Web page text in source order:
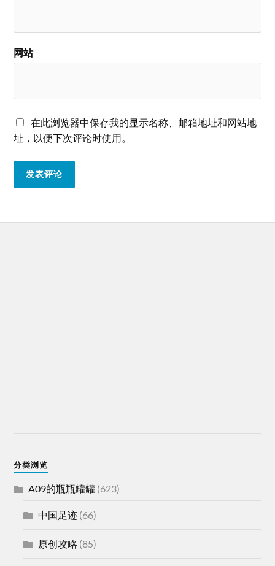
网站
在此浏览器中保存我的显示名称、邮箱地址和网站地
址，以便下次评论时使用。
分类浏览
A09的瓶瓶罐罐 (623)
中国足迹 (66)
原创攻略 (85)